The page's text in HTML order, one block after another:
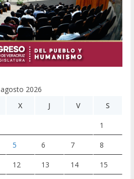
agosto 2026
X J V S
1
5 6 7 8
12 13 14 15